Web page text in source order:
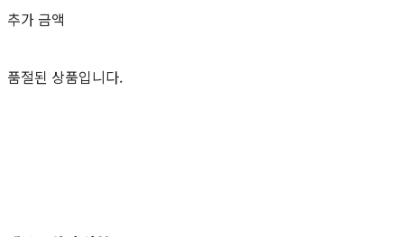
추가 금액
품절된 상품입니다.